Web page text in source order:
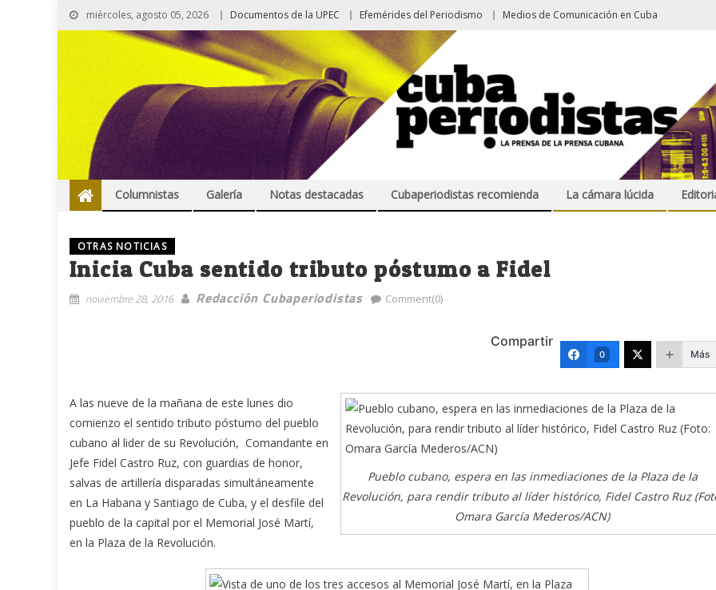
miércoles, agosto 05, 2026 Documentos de la UPEC Efemérides del Periodismo Medios de Comunicación en Cuba
Columnistas Galería Notas destacadas Cubaperiodistas recomienda La cámara lúcida
OTRAS NOTICIAS
Inicia Cuba sentido tributo póstumo a Fidel
noviembre 28, 2016 Redacción Cubaperiodistas Comment(0)
Compartir
0 Más
Pueblo cubano, espera en las inmediaciones de la Plaza de la
Revolución, para rendir tributo al líder histórico, Fidel Castro Ruz
Omara García Mederos/ACN)
A las nueve de la mañana de este lunes dio
comienzo el sentido tributo póstumo del pueblo
cubano al lider de su Revolución, Comandante en
Jefe Fidel Castro Ruz, con guardias de honor,
salvas de artillería disparadas simultáneamente
en La Habana y Santiago de Cuba, y el desfile del
pueblo de la capital por el Memorial José Martí,
en la Plaza de la Revolución.